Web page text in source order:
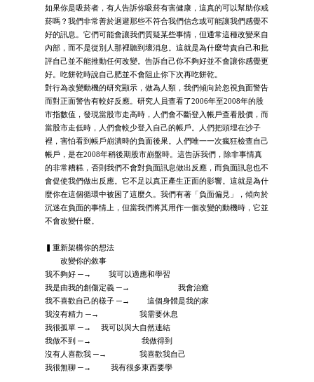
如果你是吸菸者，有人告訴你吸菸有害健康，這真的可以幫助你戒
菸嗎？我們非常善於迴避那些不符合我們信念或可能讓我們感覺不
好的訊息。它們可能會讓我們質疑某些事情，但通常這種改變來自
內部，而不是從別人那裡聽到壞消息。這就是為什麼苛責自己和批
評自己並不能推動任何改變。告訴自己你不夠好並不會讓你感覺更
好。吃餅乾時說自己肥並不會阻止你下次再吃餅乾。
對行為改變動機的研究顯示，做為人類，我們傾向於忽視負面警告
而對正面警告有較好反應。研究人員查看了2006年至2008年的股
市指數值，發現當股市走高時，人們會不斷登入帳戶查看股價，而
當股市走低時，人們會較少登入自己的帳戶。人們把頭埋在沙子
裡，害怕看到帳戶崩潰時的負面後果。人們唯一一次瘋狂檢查自己
帳戶，是在2008年稍後期股市崩盤時。這告訴我們，除非事情真
的非常糟糕，否則我們不會對負面訊息做出反應，而負面訊息也不
會促使我們做出反應。它不足以真正產生正面的影響。這就是為什
麼你在這個循環中被困了這麼久。我們有著「負面偏見」，傾向於
沉迷在負面的事情上，但當我們將其用作一個改變的動機時，它並
不會改變什麼。
▍重新架構你的想法
改變你的敘事
我不夠好 ─→ 我可以適應和學習
我是由我的創傷定義 ─→ 我會治癒
我不喜歡自己的樣子 ─→ 這個身體是我的家
我沒有精力 ─→ 我需要休息
我很孤單 ─→ 我可以與大自然連結
我做不到 ─→ 我做得到
沒有人喜歡我 ─→ 我喜歡我自己
我很無聊 ─→ 我有很多東西要學